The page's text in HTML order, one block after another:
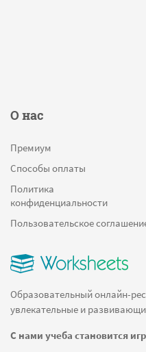
Образовательный онлайн-
увлекательные и
С нами учеба становится
О нас
Премиум
Способы оплаты
Политика
конфиденциальности
Пользовательское